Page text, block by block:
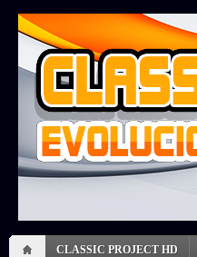
CLASSIC PROJECT HD